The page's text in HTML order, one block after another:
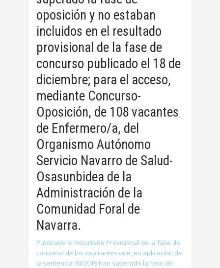
oposición y no estaban
incluidos en el resultado
provisional de la fase de
concurso publicado el 18 de
diciembre; para el acceso,
mediante Concurso-
Oposición, de 108 vacantes
de Enfermero/a, del
Organismo Autónomo
Servicio Navarro de Salud-
Osasunbidea de la
Administración de la
Comunidad Foral de
Navarra.
Publicado el Resultado Provisional de la fase de
concurso de los aspirantes que, en aplicación de
la sentencia 90/2019 han superado la fase de